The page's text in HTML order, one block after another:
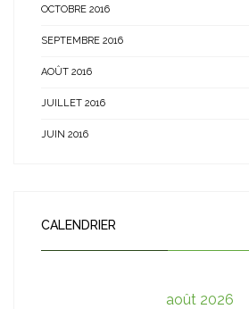
OCTOBRE 2016
SEPTEMBRE 2016
AOÛT 2016
JUILLET 2016
JUIN 2016
CALENDRIER
août 2026